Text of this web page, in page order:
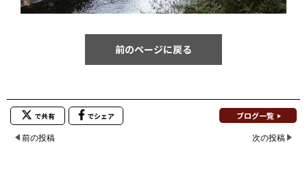
前のページに戻る
で共有 でシェア ブログ一覧
前の投稿 次の投稿